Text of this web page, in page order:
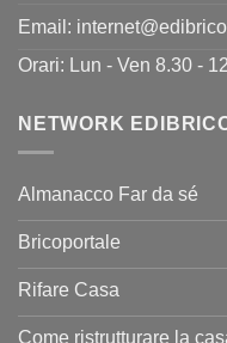
Email:
Orari: Lun - Ven 8.30 -
NETWORK
Almanacco Far da sé
Bricoportale
Rifare Casa
Come ristrutturare la